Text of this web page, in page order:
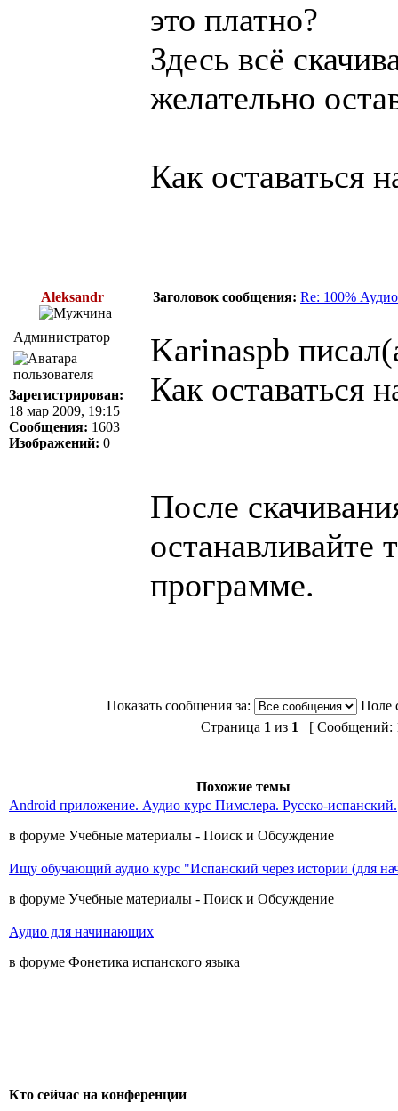
это платно?
Здесь всё
желательно
Как оставаться
Aleksandr Заголовок сообщения: Re: 100%
Администратор
Зарегистрирован:
18 мар 2009, 19:15
Сообщения: 1603
Изображений: 0
Karinaspb
Как оставаться
После
останавливайте
программе.
Показать сообщения за:
Поле
Страница 1 из 1 [ Сообщений:
Похожие темы
Android приложение. Аудио курс Пимслера. Русско-испанский.
в форуме Учебные материалы - Поиск и Обсуждение
Ищу обучающий аудио курс "Испанский через истории (для
в форуме Учебные материалы - Поиск и Обсуждение
Аудио для начинающих
в форуме Фонетика испанского языка
Кто сейчас на конференции